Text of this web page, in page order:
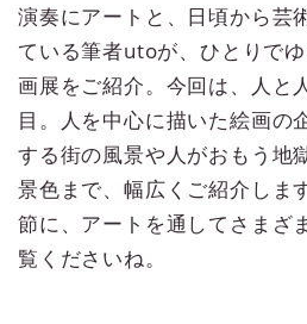
演奏にアートと、日頃から芸
ている筆者utoが、ひとりで
画展をご紹介。今回は、人と
目。人を中心に描いた絵画の
する街の風景や人がおもう地
景色まで、幅広くご紹介しま
節に、アートを通してさまざ
覧くださいね。